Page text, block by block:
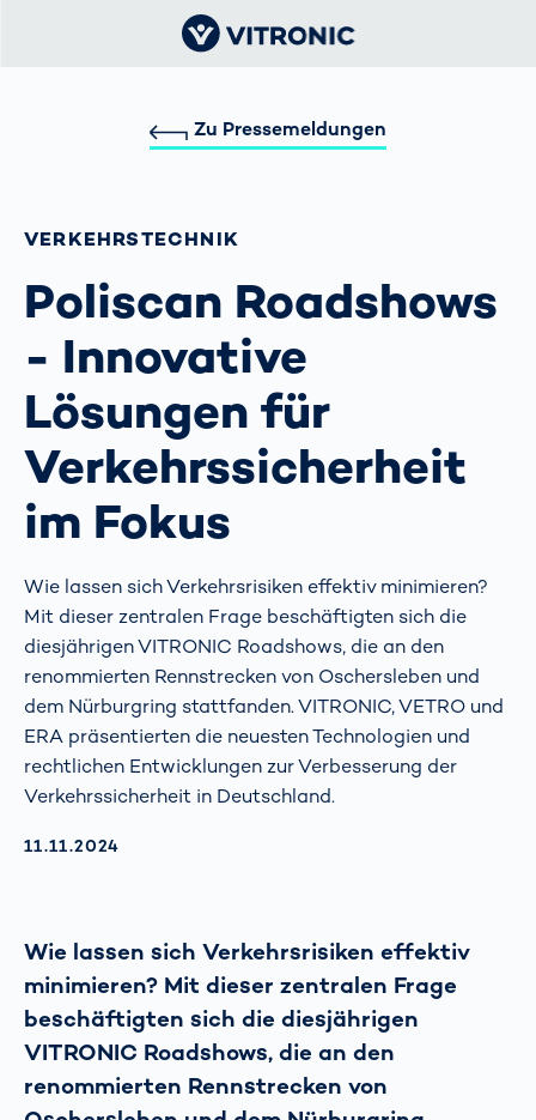
Zu Pressemeldungen
VERKEHRS­TECHNIK
Poliscan Roadshows
- Innovative
Lösungen für
Verkehrssicherheit
im Fokus
Wie lassen sich Verkehrsrisiken effektiv minimieren?
Mit dieser zentralen Frage beschäftigten sich die
diesjährigen VITRONIC Roadshows, die an den
renommierten Rennstrecken von Oschersleben und
dem Nürburgring stattfanden. VITRONIC, VETRO und
ERA präsentierten die neuesten Technologien und
rechtlichen Entwicklungen zur Verbesserung der
Verkehrssicherheit in Deutschland.
AKTUALISIERT AM:
11.11.2024
Wie lassen sich Verkehrsrisiken effektiv
minimieren? Mit dieser zentralen Frage
beschäftigten sich die diesjährigen
VITRONIC Roadshows, die an den
renommierten Rennstrecken von